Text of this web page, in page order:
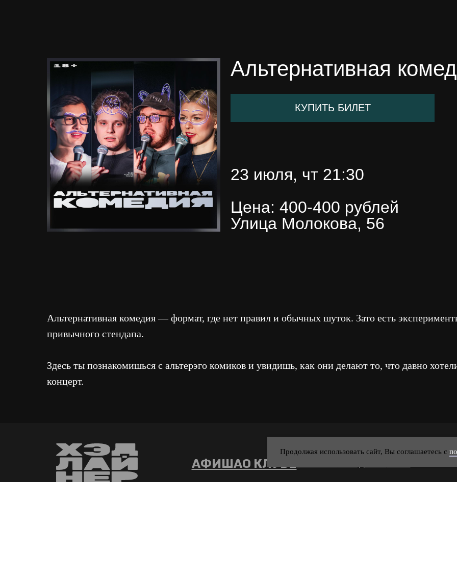
КУПИТЬ БИЛЕТ
23 июля, чт 21:30
Цена: 400-400 рублей
Улица Молокова, 56
Альтернативная
Альтернативная комедия — формат, где нет правил и обычных шуток. Зато есть
привычного стендапа.
Здесь ты познакомишься с альтерэго комиков и увидишь, как они делают то, что давно
концерт.
АФИШАО КЛУБЕ
Продолжая использовать сайт, Вы соглашаетесь с